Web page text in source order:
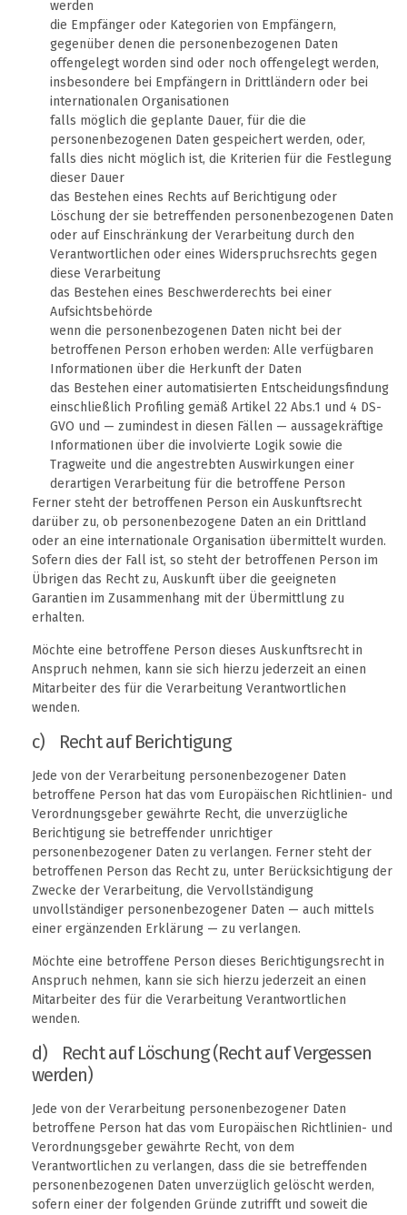
werden
die Empfänger oder Kategorien von Empfängern,
gegenüber denen die personenbezogenen Daten
offengelegt worden sind oder noch offengelegt werden,
insbesondere bei Empfängern in Drittländern oder bei
internationalen Organisationen
falls möglich die geplante Dauer, für die die
personenbezogenen Daten gespeichert werden, oder,
falls dies nicht möglich ist, die Kriterien für die Festlegung
dieser Dauer
das Bestehen eines Rechts auf Berichtigung oder
Löschung der sie betreffenden personenbezogenen Daten
oder auf Einschränkung der Verarbeitung durch den
Verantwortlichen oder eines Widerspruchsrechts gegen
diese Verarbeitung
das Bestehen eines Beschwerderechts bei einer
Aufsichtsbehörde
wenn die personenbezogenen Daten nicht bei der
betroffenen Person erhoben werden: Alle verfügbaren
Informationen über die Herkunft der Daten
das Bestehen einer automatisierten Entscheidungsfindung
einschließlich Profiling gemäß Artikel 22 Abs.1 und 4 DS-
GVO und — zumindest in diesen Fällen — aussagekräftige
Informationen über die involvierte Logik sowie die
Tragweite und die angestrebten Auswirkungen einer
derartigen Verarbeitung für die betroffene Person
Ferner steht der betroffenen Person ein Auskunftsrecht
darüber zu, ob personenbezogene Daten an ein Drittland
oder an eine internationale Organisation übermittelt wurden.
Sofern dies der Fall ist, so steht der betroffenen Person im
Übrigen das Recht zu, Auskunft über die geeigneten
Garantien im Zusammenhang mit der Übermittlung zu
erhalten.
Möchte eine betroffene Person dieses Auskunftsrecht in
Anspruch nehmen, kann sie sich hierzu jederzeit an einen
Mitarbeiter des für die Verarbeitung Verantwortlichen
wenden.
c) Recht auf Berichtigung
Jede von der Verarbeitung personenbezogener Daten
betroffene Person hat das vom Europäischen Richtlinien- und
Verordnungsgeber gewährte Recht, die unverzügliche
Berichtigung sie betreffender unrichtiger
personenbezogener Daten zu verlangen. Ferner steht der
betroffenen Person das Recht zu, unter Berücksichtigung der
Zwecke der Verarbeitung, die Vervollständigung
unvollständiger personenbezogener Daten — auch mittels
einer ergänzenden Erklärung — zu verlangen.
Möchte eine betroffene Person dieses Berichtigungsrecht in
Anspruch nehmen, kann sie sich hierzu jederzeit an einen
Mitarbeiter des für die Verarbeitung Verantwortlichen
wenden.
d) Recht auf Löschung (Recht auf Vergessen
werden)
Jede von der Verarbeitung personenbezogener Daten
betroffene Person hat das vom Europäischen Richtlinien- und
Verordnungsgeber gewährte Recht, von dem
Verantwortlichen zu verlangen, dass die sie betreffenden
personenbezogenen Daten unverzüglich gelöscht werden,
sofern einer der folgenden Gründe zutrifft und soweit die